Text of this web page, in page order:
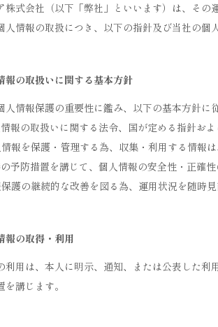
株式会社（以下「弊社」といいます）は、その
人情報の取扱につき、以下の指針及び当社の
報の取扱いに関する基本方針
人情報保護の重要性に鑑み、以下の基本方針に
情報の取扱いに関する法令、国が定める指針お
情報を保護・管理する為、収集・利用する情報
の予防措置を講じて、個人情報の安全性・正確
保護の継続的な改善を図る為、運用状況を随時
報の取得・利用
利用は、本人に明示、通知、または公表した
を講じます。